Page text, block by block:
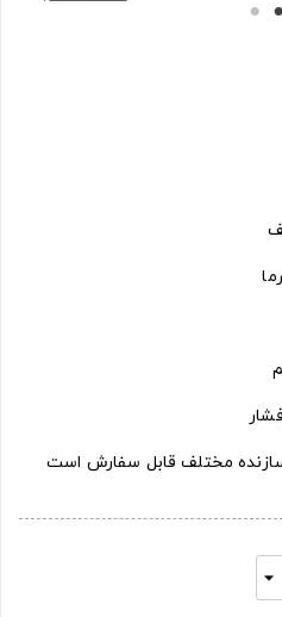
مختلف قابل سفارش است